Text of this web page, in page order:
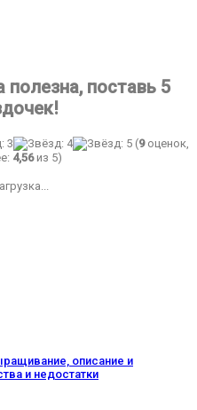
поставь 5
(9оценок,
4,56из 5)
описание и
и недостатки